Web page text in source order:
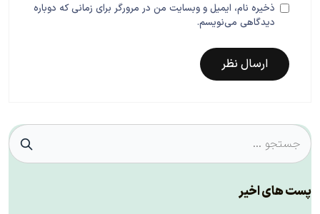
ذخیره نام، ایمیل و وبسایت من در مرورگر برای زمانی که دوباره
دیدگاهی می‌نویسم.
پست های اخیر